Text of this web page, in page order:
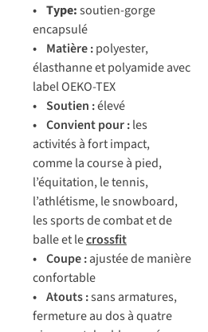
• Type:soutien-gorge
encapsulé
• Matière :polyester,
élasthanne et polyamide avec
label OEKO-TEX
• Soutien :élevé
• Convient pour :les
activités à fort impact,
comme la course à pied,
l’équitation, le tennis,
l’athlétisme, le snowboard,
les sports de combat et de
balle et lecrossfit
• Coupe :ajustée de manière
confortable
• Atouts :sans armatures,
fermeture au dos à quatre